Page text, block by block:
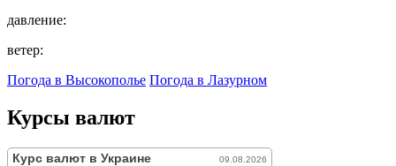
давление:
ветер:
Погода в Высокополье Погода в Лазурном
Курсы валют